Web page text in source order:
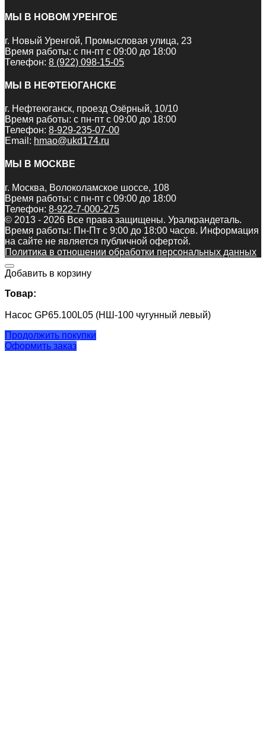
МЫ В НОВОМ УРЕНГОЕ
г. Новый Уренгой, Промысловая улица, 23
Время работы: с пн-пт с 09:00 до 18:00
Телефон: 8 (922) 098-15-05
МЫ В НЕФТЕЮГАНСКЕ
г. Нефтеюганск, проезд Озёрный, 10/10
Время работы: с пн-пт с 09:00 до 18:00
Телефон: 8-929-235-07-00
Email: hmao@ukd174.ru
МЫ В МОСКВЕ
г. Москва, Волоколамское шоссе, 108
Время работы: с пн-пт с 09:00 до 18:00
Телефон: 8-922-7-000-275
© 2013 - 2026 Все права защищены. Уралкрандеталь.
Время работы: Пн-Пт c 9:00 до 18:00 часов. Информация
на сайте не является публичной офертой.
Политика в отношении обработки персональных данных
Добавить в корзину
Товар:
Насос GP65.100L05 (НШ-100 чугунный левый)
Продолжить покупки
Оформить заказ